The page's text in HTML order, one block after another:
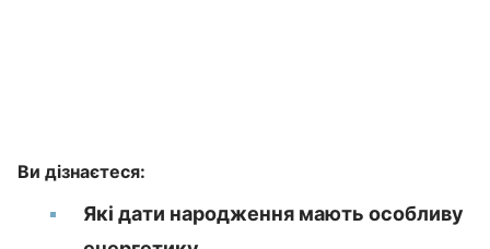
Ви дізнаєтеся:
Які дати народження мають особливу